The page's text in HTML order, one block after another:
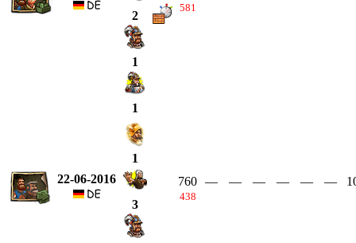
2
1
1
581
22-06-2016
1
3
760
438
— — — — — —